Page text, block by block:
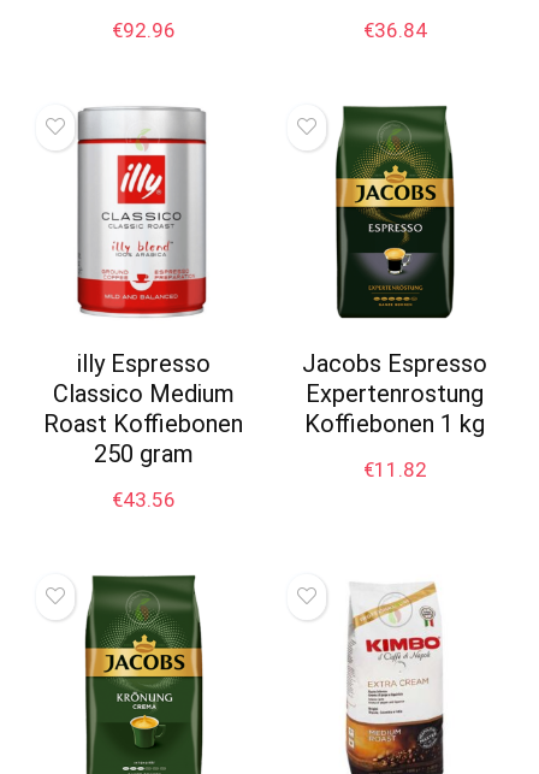
€92.96 €36.84
illy Espresso
Classico Medium
Roast Koffiebonen
250 gram
€43.56
Jacobs Espresso
Expertenrostung
Koffiebonen 1 kg
€11.82